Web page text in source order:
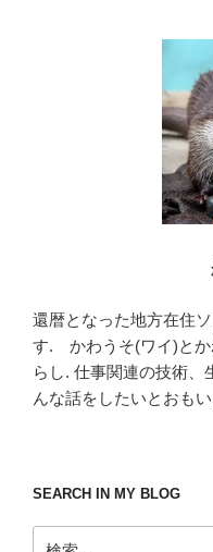
還暦となった地方在住
す. かわうそ(ワイ)とか
らし. 仕事関連の技術、
んな話をしたいとおも
SEARCH IN MY BLOG